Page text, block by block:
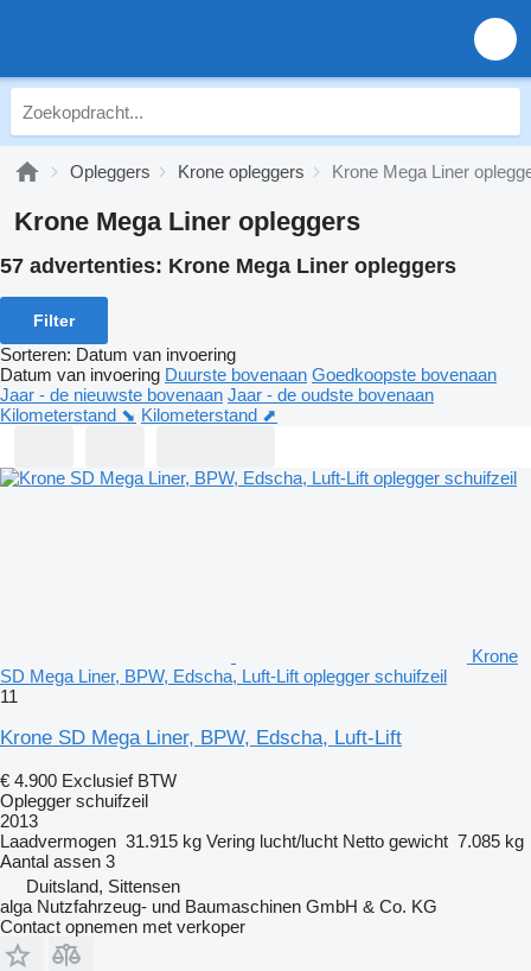
Opleggers Krone opleggers Krone Mega Liner
Krone Mega Liner opleggers
57 advertenties: Krone Mega Liner opleggers
Filter
Sorteren: Datum van invoering
Datum van invoering Duurste bovenaan Goedkoopste bovenaan
Jaar - de nieuwste bovenaan Jaar - de oudste bovenaan
Kilometerstand ⬊ Kilometerstand ⬈
Krone
SD Mega Liner, BPW, Edscha, Luft-Lift oplegger schuifzeil
11
Krone SD Mega Liner, BPW, Edscha, Luft-Lift
€ 4.900 Exclusief BTW
Oplegger schuifzeil
2013
Laadvermogen 31.915 kg Vering lucht/lucht Netto gewicht 7.085 kg
Aantal assen 3
Duitsland, Sittensen
alga Nutzfahrzeug- und Baumaschinen GmbH & Co. KG
Contact opnemen met verkoper